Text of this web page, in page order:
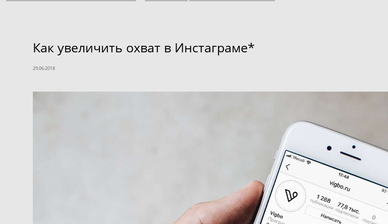
Как увеличить охват в Инстаграме*
29.06.2018